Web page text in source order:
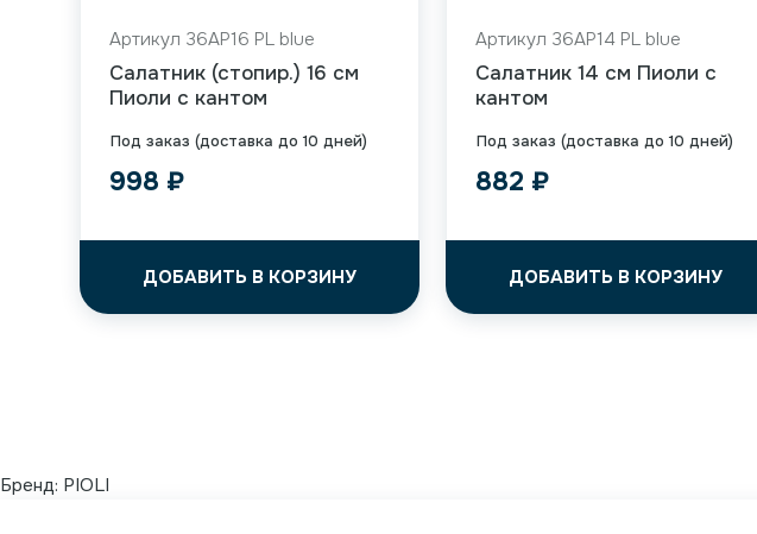
Под заказ (доставка до 10 дней)
Артикул 36AP16 PL blue
Салатник (стопир.) 16 см
Пиоли с кантом
998 ₽
ДОБАВИТЬ В КОРЗИНУ
Под заказ (доставка до 10 дней)
Артикул 36AP14 PL blue
Салатник 14 см Пиоли с
кантом
882 ₽
ДОБАВИТЬ В КОРЗИНУ
Бренд: PIOLI